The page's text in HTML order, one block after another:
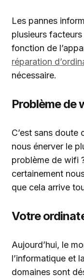
Les pannes
plusieurs
fonction de
réparation
nécessaire.
Problème de
C’est sans doute
nous énerver le
problème de wifi
certainement
que cela arrive
Votre
Aujourd’hui, le
l’informatique et
domaines sont